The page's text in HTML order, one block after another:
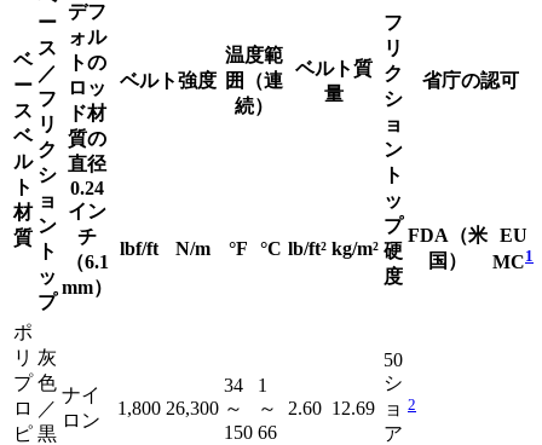
ベ
ー
ス
ベ
ル
ト
材
質
ー
ス
／
フ
リ
ク
シ
ョ
ン
ト
ッ
プ
デフ
ォル
トの
ロッ
ド材
質の
直径
0.24
イン
チ
（6.1
mm）
ベルト強度
温度範
囲（連
続）
ベルト質
量
フ
リ
ク
シ
ョ
ン
ト
ッ
プ
硬
度
省庁の認可
lbf/ft N/m °F °C lb/ft² kg/m²
FDA（米
国）
EU
MC1
ポ
リ
プ
ロ
ピ
灰
色
／
黒
ナイ
ロン
1,800 26,300
34
～
150
1
～
66
2.60 12.69
50
シ
ョ
ア
2